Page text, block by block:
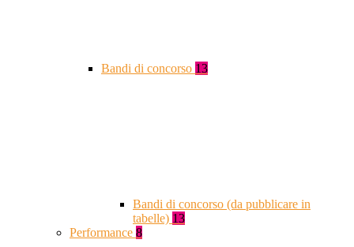
Bandi di concorso 13
Bandi di concorso (da pubblicare in
tabelle) 13
Performance 8